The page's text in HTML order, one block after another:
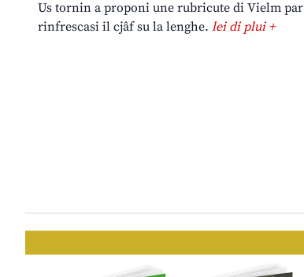
Us tornin a proponi une rubricute di Vielm par
rinfrescasi il cjâf su la lenghe. lei di plui +